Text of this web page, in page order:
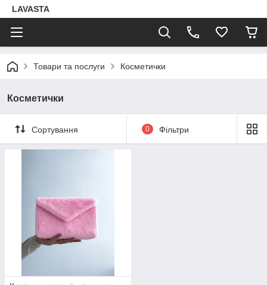
LAVASTA
Товари та послуги Косметички
Косметички
Сортування 0 Фільтри